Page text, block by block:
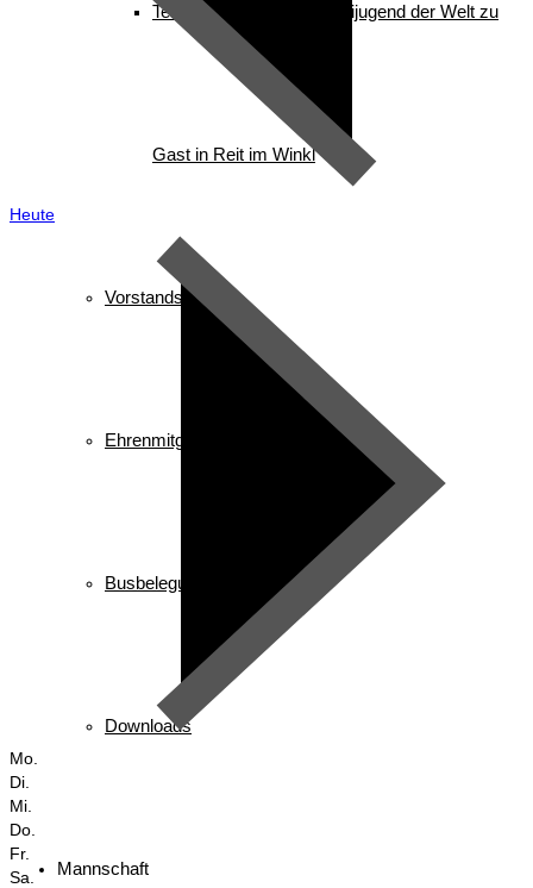
Teil IV – Die nordische Skijugend der Welt zu
Gast in Reit im Winkl
Vorstandschaft
Ehrenmitglieder/ Ehrentafel
Busbelegung
Downloads
Mannschaft
Heute
Mo.
Di.
Mi.
Do.
Fr.
Sa.